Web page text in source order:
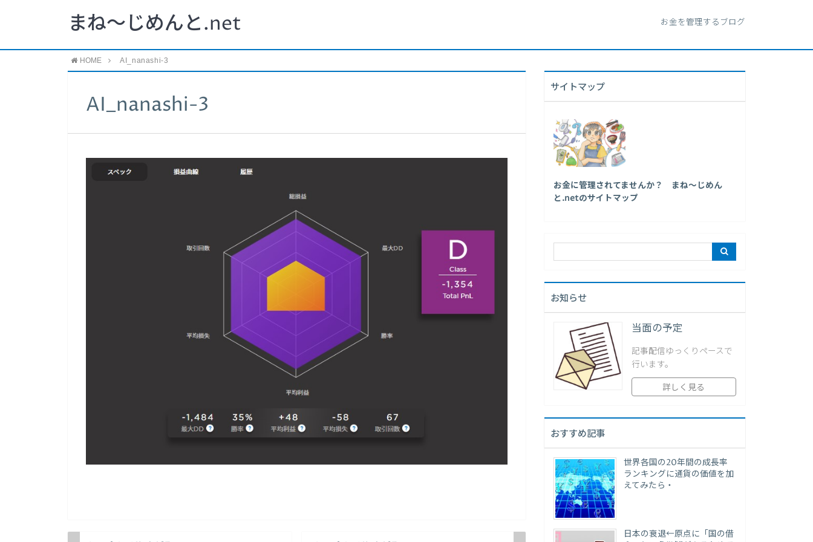
まね～じめんと.net お金を管理するブログ
HOME AI_nanashi-3
AI_nanashi-3
サイトマップ
お金に管理されてませんか？ まね～じめん
と.netのサイトマップ
お知らせ
当面の予定
記事配信ゆっくりペースで
行います。
詳しく見る
おすすめ記事
世界各国の20年間の成長率
ランキングに通貨の価値を加
えてみたら・
日本の衰退←原点に「国の借